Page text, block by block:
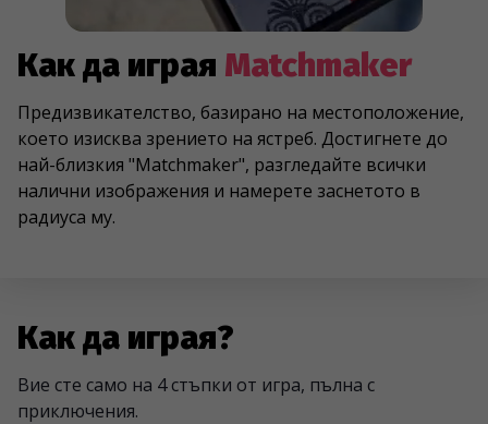
Как да играя Matchmaker
Предизвикателство, базирано на местоположение,
което изисква зрението на ястреб. Достигнете до
най-близкия "Matchmaker", разгледайте всички
налични изображения и намерете заснетото в
радиуса му.
Как да играя?
Вие сте само на 4 стъпки от игра, пълна с
приключения.